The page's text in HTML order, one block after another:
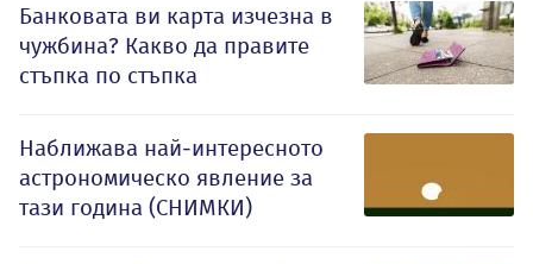
Банковата ви карта изчезна в
чужбина? Какво да правите
стъпка по стъпка
Наближава най-интересното
астрономическо явление за
тази година (СНИМКИ)